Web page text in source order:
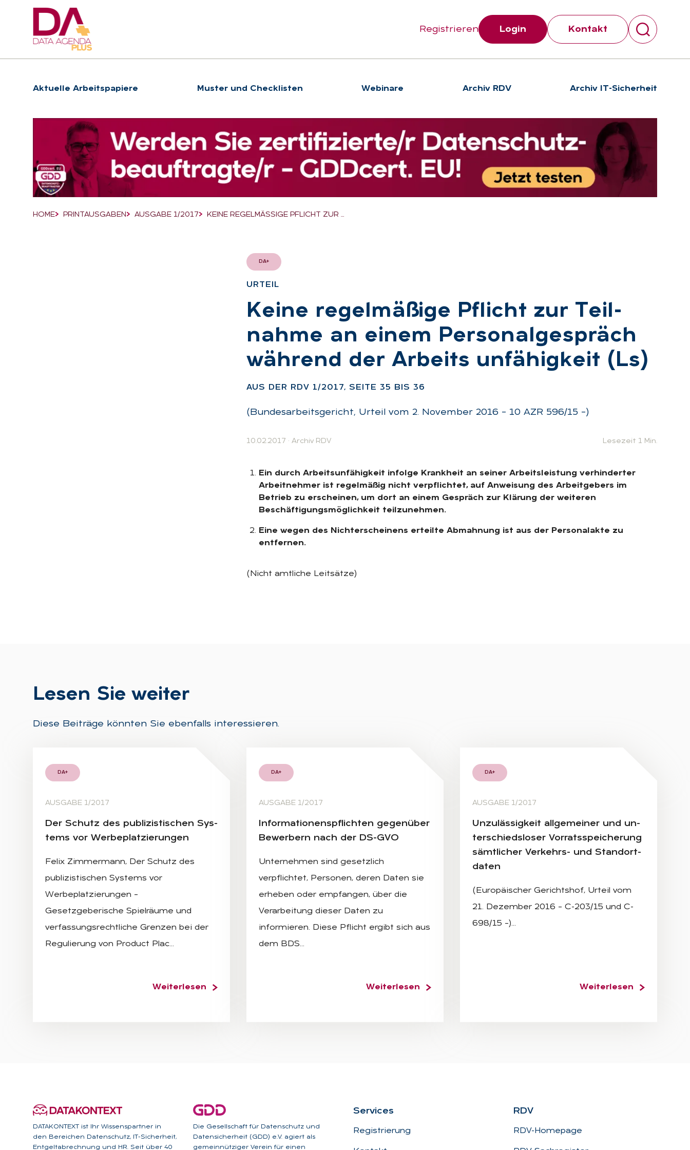
Suchfeld
Suchen
Registrieren Login Kontakt
Hauptnavigation
Ak­tu­el­le Ar­beits­pa­pie­re Muster und Checklisten We­bi­na­re Archiv RDV Archiv IT-Sicherheit
Breadcrumb-Navigation
HOME PRINTAUSGABEN AUSGABE 1/2017 KEINE REGELMÄSSIGE PFLICHT ZUR …
DA+
UR­TEIL
:
Kei­ne re­gel­mä­ßi­ge Pflicht zur Teil­
nah­me an ei­nem Per­so­nal­ge­spräch
wäh­rend der Ar­beits un­fä­hig­keit (Ls)
AUS DER RDV 1/2017, SEI­TE 35 BIS 36
(Bundesarbeitsgericht, Urteil vom 2. November 2016 – 10 AZR 596/15 –)
10.02.2017 · Archiv RDV Lesezeit 1 Min.
Ein durch Arbeitsunfähigkeit infolge Krankheit an seiner Arbeitsleistung verhinderter
Arbeitnehmer ist regelmäßig nicht verpflichtet, auf Anweisung des Arbeitgebers im
Betrieb zu erscheinen, um dort an einem Gespräch zur Klärung der weiteren
Beschäftigungsmöglichkeit teilzunehmen.
Eine wegen des Nichterscheinens erteilte Abmahnung ist aus der Personalakte zu
entfernen.
(Nicht amtliche Leitsätze)
Le­sen Sie wei­ter
Diese Beiträge könnten Sie ebenfalls interessieren.
DA+
AUSGABE 1/2017
Der Schutz des pu­bli­zis­ti­schen Sys­
tems vor Wer­be­plat­zie­run­gen
Felix Zimmermann, Der Schutz des
publizistischen Systems vor
Werbeplatzierungen –
Gesetzgeberische Spielräume und
verfassungsrechtliche Grenzen bei der
Regulierung von Product Plac…
Weiterlesen
DA+
AUSGABE 1/2017
In­for­ma­tio­nens­pflich­ten ge­gen­über
Be­wer­bern nach der DS-GVO
Unternehmen sind gesetzlich
verpflichtet, Personen, deren Daten sie
erheben oder empfangen, über die
Verarbeitung dieser Daten zu
informieren. Diese Pflicht ergibt sich aus
dem BDS…
Weiterlesen
DA+
AUSGABE 1/2017
Un­zu­läs­sig­keit all­ge­mei­ner und un­
ter­schieds­lo­ser Vor­rats­spei­che­rung
sämt­li­cher Ver­kehrs- und Stand­ort­
da­ten
(Europäischer Gerichtshof, Urteil vom
21. Dezember 2016 – C-203/15 und C-
698/15 –)…
Weiterlesen
DATAKONTEXT ist Ihr Wissenspartner in
den Bereichen Datenschutz, IT-Sicherheit,
Entgeltabrechnung und HR. Seit über 40
Die Gesellschaft für Datenschutz und
Datensicherheit (GDD) e.V. agiert als
gemeinnütziger Verein für einen
Ser­vices
Registrierung
RDV
RDV-Homepage